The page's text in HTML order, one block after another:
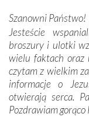
budowniczych.
Podążyliśmy też
dos Santos oraz
Modliliśmy się
Krzyżową w ich
domy, w których
Szanowni Państwo!
Jesteście
broszury i ulotki
wielu faktach oraz
czytam z wielkim
informacje o
otwierają serca.
Pozdrawiam gorąco